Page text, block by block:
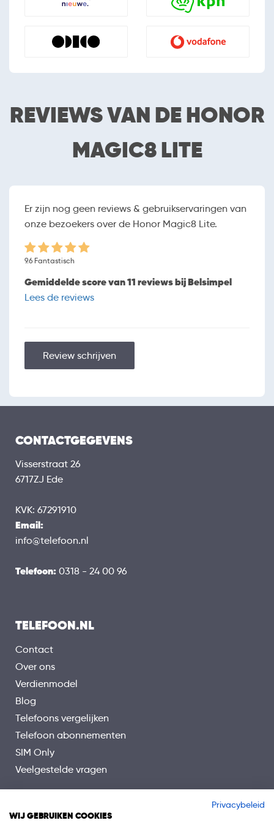
SOFTWARE
Besturingssysteem Android
Vliegtuigmodus
Schermafmetingen 6.79 inch (17.2466 cm)
Randloos
Touchscreen
Orientatiesensor
HARDWARE
Octa-core
Uitbreidbaar geheugen
Uitbereidingsmogelijkheden
Capaciteit 7500 mAh
Aansluiting
BEVEILIGING
Pincode
Waterdicht
NETWERKEN
Wifi
NFC
REVIEWS VAN DE HONOR
MAGIC8 LITE
Er zijn nog geen reviews & gebruikservaringen van
onze bezoekers over de Honor Magic8 Lite.
9.6 Fantastisch
Gemiddelde score van 11 reviews bij Belsimpel
Lees de reviews
Review schrijven
CONTACTGEGEVENS
Visserstraat 26
6717ZJ Ede
KVK: 67291910
Email:
info@telefoon.nl
Telefoon: 0318 - 24 00 96
TELEFOON.NL
Contact
Over ons
Verdienmodel
Blog
Telefoons vergelijken
Telefoon abonnementen
SIM Only
Veelgestelde vragen
Privacybeleid
WIJ GEBRUIKEN COOKIES